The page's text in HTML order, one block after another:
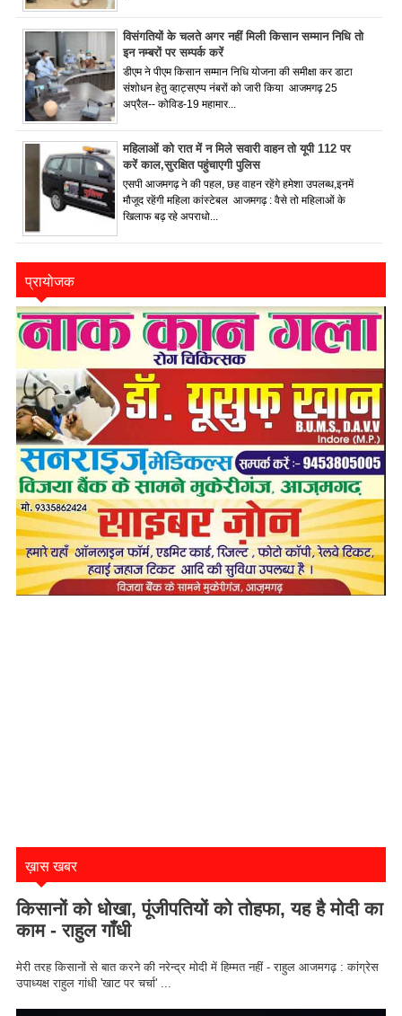
विसंगतियों के चलते अगर नहीं मिली किसान सम्मान निधि तो
इन नम्बरों पर सम्पर्क करें
डीएम ने पीएम किसान सम्मान निधि योजना की समीक्षा कर डाटा
संशोधन हेतु व्हाट्सएप्प नंबरों को जारी किया आजमगढ़ 25
अप्रैल-- कोविड-19 महामार...
महिलाओं को रात में न मिले सवारी वाहन तो यूपी 112 पर
करें काल,सुरक्षित पहुंचाएगी पुलिस
एसपी आजमगढ़ ने की पहल, छह वाहन रहेंगे हमेशा उपलब्ध,इनमें
मौजूद रहेंगी महिला कांस्टेबल आजमगढ़ : वैसे तो महिलाओं के
खिलाफ बढ़ रहे अपराधो...
प्रायोजक
ख़ास खबर
किसानों को धोखा, पूंजीपतियों को तोहफा, यह है मोदी का
काम - राहुल गाँधी
मेरी तरह किसानों से बात करने की नरेन्द्र मोदी में हिम्मत नहीं - राहुल आजमगढ़ : कांग्रेस
उपाध्यक्ष राहुल गांधी 'खाट पर चर्चा' ...